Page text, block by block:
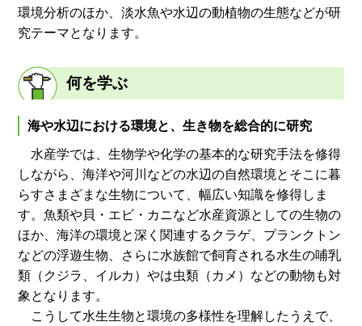
環境分析のほか、淡水魚や水辺の動植物の生態などが研
究テーマとなります。
何を学ぶ
海や水辺における環境と、生き物を総合的に研究
水産学では、生物学や化学の基本的な研究手法を修得
しながら、海洋や河川などの水辺の自然環境とそこに暮
らすさまざまな生物について、幅広い知識を修得しま
す。魚類や貝・エビ・カニなど水産資源としての生物の
ほか、海洋の環境と深く関連するクラゲ、プランクトン
などの浮遊生物、さらに水族館で飼育される水生の哺乳
類（クジラ、イルカ）やは虫類（カメ）などの動物も対
象となります。
こうして水生生物と環境の多様性を理解したうえで、